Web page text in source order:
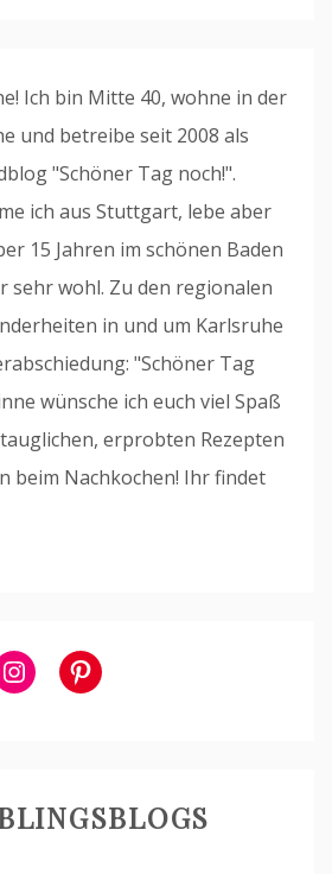
Ich bin Mitte 40, wohne in der
und betreibe seit 2008 als
"Schöner Tag noch!".
ich aus Stuttgart, lebe aber
15 Jahren im schönen Baden
sehr wohl. Zu den regionalen
in und um Karlsruhe
"Schöner Tag
wünsche ich euch viel Spaß
erprobten Rezepten
beim Nachkochen! Ihr findet
InstagramPinterest